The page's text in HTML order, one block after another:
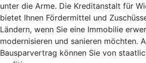
unter die Arme. Die Kreditanstalt für
bietet Ihnen Fördermittel und
Ländern, wenn Sie eine Immobilie
modernisieren und sanieren möchten.
Bausparvertrag können Sie von